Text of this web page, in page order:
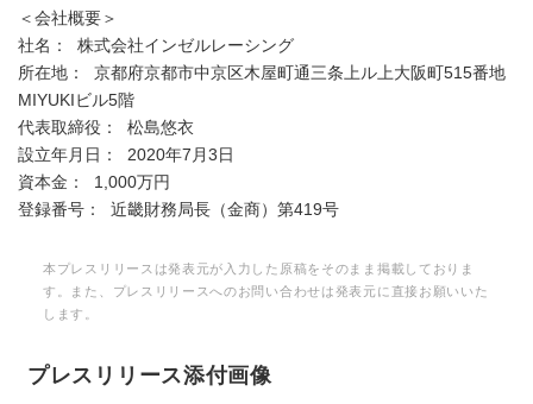
＜会社概要＞
社名： 株式会社インゼルレーシング
所在地： 京都府京都市中京区木屋町通三条上ル上大阪町515番地
MIYUKIビル5階
代表取締役： 松島悠衣
設立年月日： 2020年7月3日
資本金： 1,000万円
登録番号： 近畿財務局長（金商）第419号
本プレスリリースは発表元が入力した原稿をそのまま掲載しておりま
す。また、プレスリリースへのお問い合わせは発表元に直接お願いいた
します。
プレスリリース添付画像